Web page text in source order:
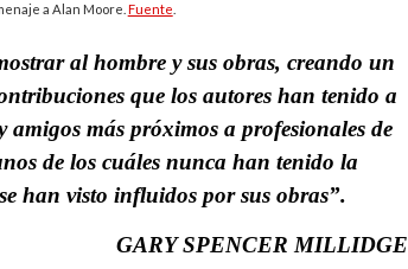
a Alan Moore. Fuente
al hombre y sus obras, creando un
que los autores han tenido a
amigos más próximos a profesionales de
de los cuáles nunca han tenido la
han visto influidos por sus obras”.
GARY SPENCER MILLIDGE